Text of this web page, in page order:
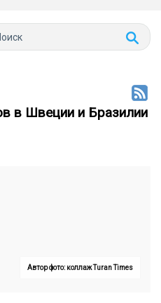
в Швеции и Бразилии
Автор фото: коллаж Turan Times